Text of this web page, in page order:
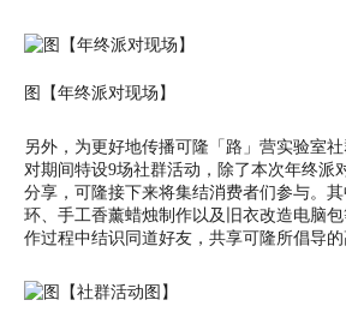
图【年终派对现场】
另外，为更好地传播可隆「路」营实验室
对期间特设9场社群活动，除了本次年终派
分享，可隆接下来将集结消费者们参与。
环、手工香薰蜡烛制作以及旧衣改造电脑
作过程中结识同道好友，共享可隆所倡导的